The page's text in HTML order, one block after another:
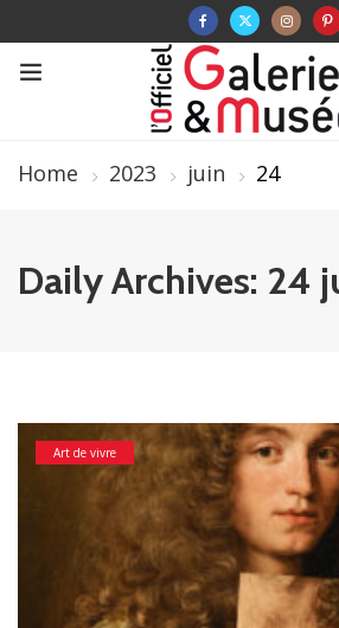
Home 2023 juin 24
Daily Archives: 24
Art de vivre